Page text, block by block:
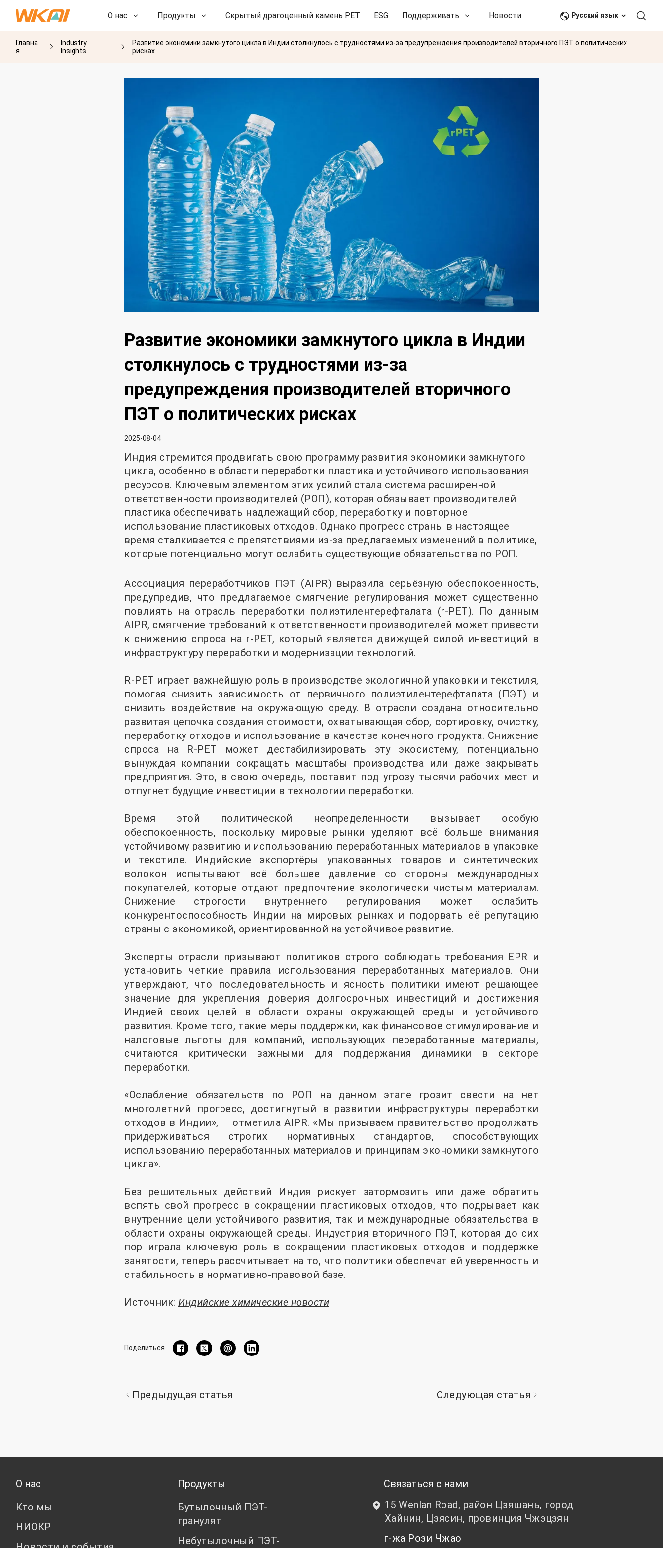
О нас Продукты Скрытый драгоценный камень PET ESG Поддерживать Новости и события Связаться с нами
НИОКР
НИОКР
Русский язык
Главна
я
Industry
Insights
Развитие экономики замкнутого цикла в Индии столкнулось с трудностями из-за предупреждения производителей вторичного ПЭТ о политических
рисках
Развитие экономики замкнутого цикла в Индии
столкнулось с трудностями из-за
предупреждения производителей вторичного
ПЭТ о политических рисках
2025-08-04
Индия стремится продвигать свою программу развития экономики замкнутого
цикла, особенно в области переработки пластика и устойчивого использования
ресурсов. Ключевым элементом этих усилий стала система расширенной
ответственности производителей (РОП), которая обязывает производителей
пластика обеспечивать надлежащий сбор, переработку и повторное
использование пластиковых отходов. Однако прогресс страны в настоящее
время сталкивается с препятствиями из-за предлагаемых изменений в политике,
которые потенциально могут ослабить существующие обязательства по РОП.
Ассоциация переработчиков ПЭТ (AIPR) выразила серьёзную обеспокоенность,
предупредив, что предлагаемое смягчение регулирования может существенно
повлиять на отрасль переработки полиэтилентерефталата (r-PET). По данным
AIPR, смягчение требований к ответственности производителей может привести
к снижению спроса на r-PET, который является движущей силой инвестиций в
инфраструктуру переработки и модернизации технологий.
R-PET играет важнейшую роль в производстве экологичной упаковки и текстиля,
помогая снизить зависимость от первичного полиэтилентерефталата (ПЭТ) и
снизить воздействие на окружающую среду. В отрасли создана относительно
развитая цепочка создания стоимости, охватывающая сбор, сортировку, очистку,
переработку отходов и использование в качестве конечного продукта. Снижение
спроса на R-PET может дестабилизировать эту экосистему, потенциально
вынуждая компании сокращать масштабы производства или даже закрывать
предприятия. Это, в свою очередь, поставит под угрозу тысячи рабочих мест и
отпугнет будущие инвестиции в технологии переработки.
Время этой политической неопределенности вызывает особую
обеспокоенность, поскольку мировые рынки уделяют всё больше внимания
устойчивому развитию и использованию переработанных материалов в упаковке
и текстиле. Индийские экспортёры упакованных товаров и синтетических
волокон испытывают всё большее давление со стороны международных
покупателей, которые отдают предпочтение экологически чистым материалам.
Снижение строгости внутреннего регулирования может ослабить
конкурентоспособность Индии на мировых рынках и подорвать её репутацию
страны с экономикой, ориентированной на устойчивое развитие.
Эксперты отрасли призывают политиков строго соблюдать требования EPR и
установить четкие правила использования переработанных материалов. Они
утверждают, что последовательность и ясность политики имеют решающее
значение для укрепления доверия долгосрочных инвестиций и достижения
Индией своих целей в области охраны окружающей среды и устойчивого
развития. Кроме того, такие меры поддержки, как финансовое стимулирование и
налоговые льготы для компаний, использующих переработанные материалы,
считаются критически важными для поддержания динамики в секторе
переработки.
«Ослабление обязательств по РОП на данном этапе грозит свести на нет
многолетний прогресс, достигнутый в развитии инфраструктуры переработки
отходов в Индии», — отметила AIPR. «Мы призываем правительство продолжать
придерживаться строгих нормативных стандартов, способствующих
использованию переработанных материалов и принципам экономики замкнутого
цикла».
Без решительных действий Индия рискует затормозить или даже обратить
вспять свой прогресс в сокращении пластиковых отходов, что подрывает как
внутренние цели устойчивого развития, так и международные обязательства в
области охраны окружающей среды. Индустрия вторичного ПЭТ, которая до сих
пор играла ключевую роль в сокращении пластиковых отходов и поддержке
занятости, теперь рассчитывает на то, что политики обеспечат ей уверенность и
стабильность в нормативно-правовой базе.
Источник: Индийские химические новости
Поделиться
Предыдущая статья Следующая статья
О нас
Кто мы
НИОКР
Продукты
Бутылочный ПЭТ-
гранулят
Небутылочный ПЭТ-
Связаться с нами
15 Wenlan Road, район Цзяшань, город
Хайнин, Цзясин, провинция Чжэцзян
г-жа Рози Чжао